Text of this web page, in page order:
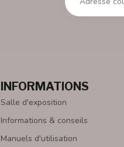
INFORMATIONS
Salle d'exposition
Informations & conseils
Manuels d'utilisation